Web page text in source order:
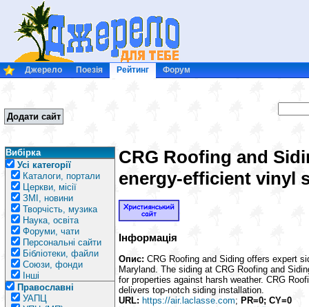
Джерело Поезія Рейтинг Форум
Додати сайт
Вибірка
Усі категорії
Каталоги, портали
Церкви, місії
ЗМІ, новини
Творчість, музика
Наука, освіта
Форуми, чати
Персональні сайти
Бібліотеки, файли
Союзи, фонди
Інші
Православні
УАПЦ
CRG Roofing and
energy-efficient vinyl
Інформація
Опис: CRG Roofing and Siding offers expert
Maryland. The siding at CRG Roofing and
for properties against harsh weather. CRG
delivers top-notch siding installation.
URL: https://air.laclasse.com; PR=0; CY=0